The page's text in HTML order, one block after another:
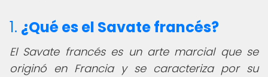
1. ¿Qué es el Savate francés?
El Savate francés es un arte marcial que se
originó en Francia y se caracteriza por su